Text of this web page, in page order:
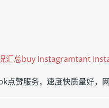
汇总buy Instagramtant
赞服务，速度快质量好，